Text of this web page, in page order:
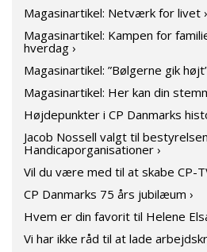
Magasinartikel: Netværk for livet ›
Magasinartikel: Kampen for
hverdag ›
Magasinartikel: ”Bølgerne gik
Magasinartikel: Her kan din
Højdepunkter i CP Danmarks
Jacob Nossell valgt til
Handicaporganisationer ›
Vil du være med til at skabe CP-
CP Danmarks 75 års jubilæum ›
Hvem er din favorit til Helene
Vi har ikke råd til at lade